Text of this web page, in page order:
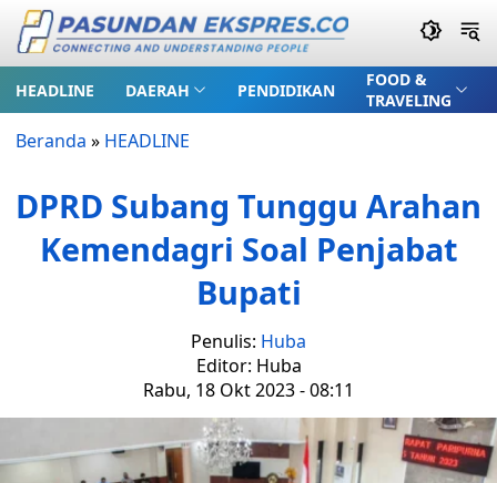
HEADLINE DAERAH PENDIDIKAN
FOOD &
TRAVELING
Beranda » HEADLINE
DPRD Subang Tunggu Arahan
Kemendagri Soal Penjabat
Bupati
Penulis: Huba
Editor: Huba
Rabu, 18 Okt 2023 - 08:11